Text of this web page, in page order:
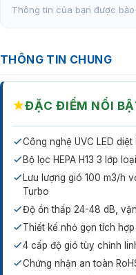
Thông tin của bạn được
THÔNG TIN CHUNG
★ĐẶC ĐIỂM NỔI
Công nghệ UVC LED
Bộ lọc HEPA H13 3 lớp
Lưu lượng gió 100 m3/h
Turbo
Độ ồn thấp 24-48 dB,
Thiết kế nhỏ gọn tích
4 cấp độ gió tùy chỉnh
Chứng nhận an toàn